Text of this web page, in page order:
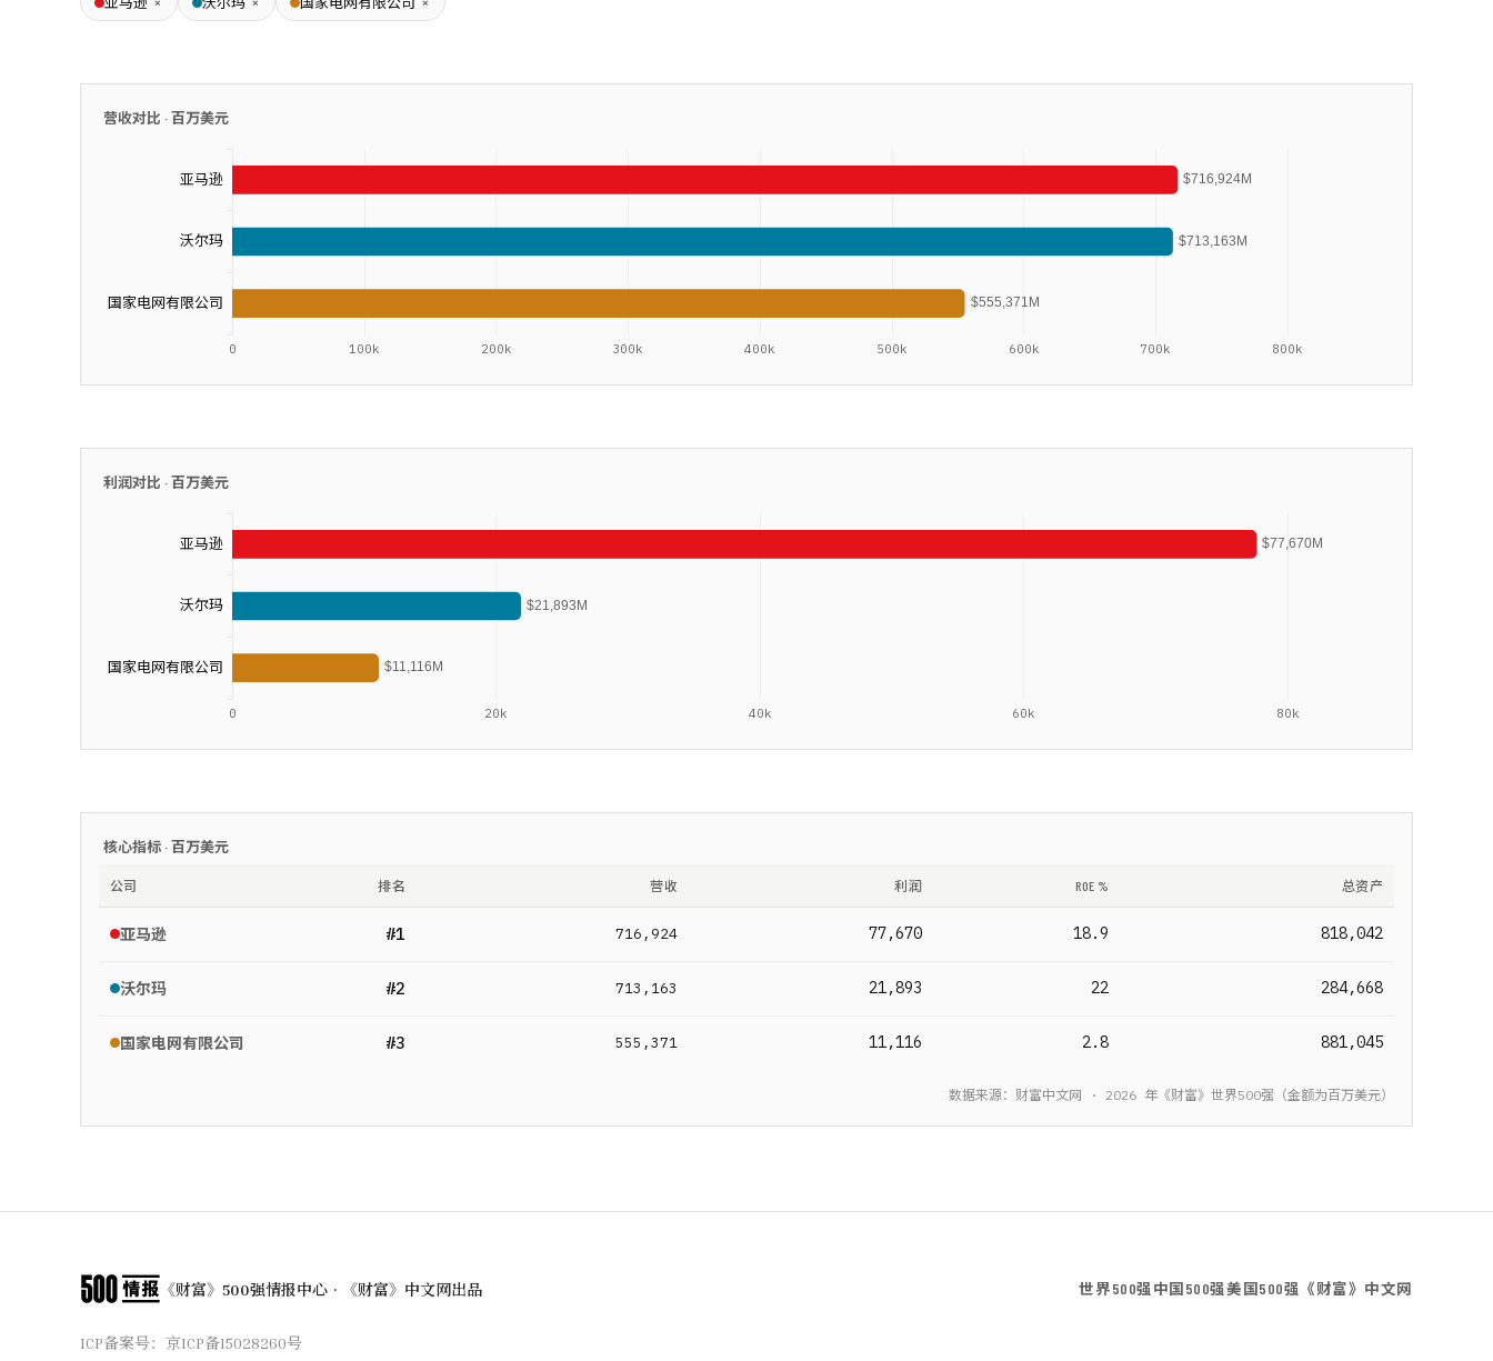
营收对比 ·百万美元
利润对比 ·百万美元
核心指标 ·百万美元
公司 排名 营收 利润 ROE % 总资产
亚马逊 #1 716,924 77,670 18.9 818,042
沃尔玛 #2 713,163 21,893 22 284,668
国家电网有限公司 #3 555,371 11,116 2.8 881,045
数据来源：财富中文网 · 2026 年《财富》 世界500强 （金额为百万美元）
《财富》500强情报中心 · 《财富》中文网出品 世界500强 中国500强美国500强 《财富》中文网
ICP备案号： 京ICP备15028260号